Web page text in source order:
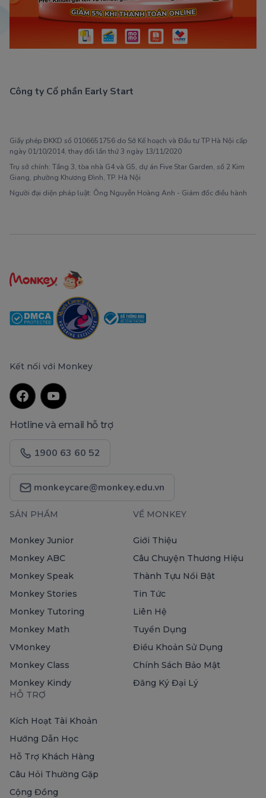
Công ty Cổ phần Early Start
Giấy phép ĐKKD số 0106651756 do Sở Kế hoạch và Đầu tư TP Hà Nội cấp
ngày 01/10/2014, thay đổi lần thứ 3 ngày 13/11/2020
Trụ sở chính: Tầng 3, tòa nhà G4 và G5, dự án Five Star Garden, số 2 Kim
Giang, phường Khương Đình, TP. Hà Nội
Người đại diện pháp luật: Ông Nguyễn Hoàng Anh - Giám đốc điều hành
Kết nối với Monkey
Hotline và email hỗ trợ
1900 63 60 52
monkeycare@monkey.edu.vn
SẢN PHẨM
Monkey Junior
Monkey ABC
Monkey Speak
Monkey Stories
Monkey Tutoring
Monkey Math
VMonkey
Monkey Class
Monkey Kindy
VỀ MONKEY
Giới Thiệu
Câu Chuyện Thương Hiệu
Thành Tựu Nổi Bật
Tin Tức
Liên Hệ
Tuyển Dụng
Điều Khoản Sử Dụng
Chính Sách Bảo Mật
Đăng Ký Đại Lý
HỖ TRỢ
Kích Hoạt Tài Khoản
Hướng Dẫn Học
Hỗ Trợ Khách Hàng
Câu Hỏi Thường Gặp
Cộng Đồng